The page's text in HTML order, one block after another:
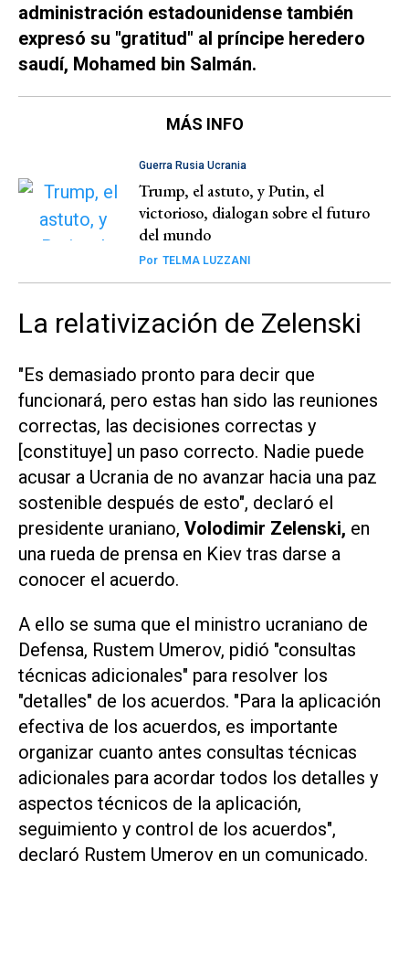
administración estadounidense también
expresó su "gratitud" al príncipe heredero
saudí, Mohamed bin Salmán.
MÁS INFO
Guerra Rusia Ucrania
Trump, el astuto, y Putin, el
victorioso, dialogan sobre el futuro
del mundo
Por TELMA LUZZANI
La relativización de Zelenski
"Es demasiado pronto para decir que
funcionará, pero estas han sido las reuniones
correctas, las decisiones correctas y
[constituye] un paso correcto. Nadie puede
acusar a Ucrania de no avanzar hacia una paz
sostenible después de esto", declaró el
presidente uraniano, Volodimir Zelenski, en
una rueda de prensa en Kiev tras darse a
conocer el acuerdo.
A ello se suma que el ministro ucraniano de
Defensa, Rustem Umerov, pidió "consultas
técnicas adicionales" para resolver los
"detalles" de los acuerdos. "Para la aplicación
efectiva de los acuerdos, es importante
organizar cuanto antes consultas técnicas
adicionales para acordar todos los detalles y
aspectos técnicos de la aplicación,
seguimiento y control de los acuerdos",
declaró Rustem Umerov en un comunicado.